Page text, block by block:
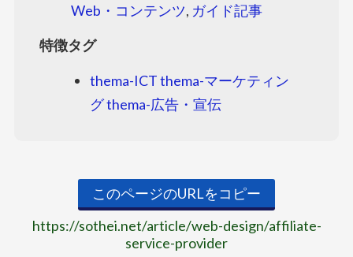
Web・コンテンツ, ガイド記事
特徴タグ
thema-ICTthema-マーケティン
グthema-広告・宣伝
このページのURLをコピー
https://sothei.net/article/web-design/affiliate-
service-provider